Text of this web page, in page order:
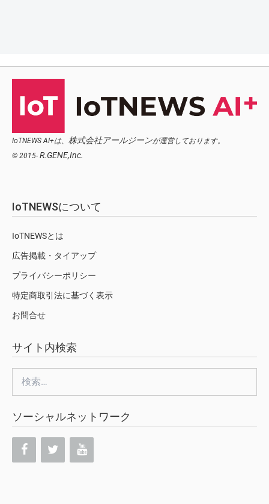
IoTNEWS AI+は、 株式会社アールジーンが運営しております。
© 2015- R.GENE,Inc.
IoTNEWSについて
IoTNEWSとは
広告掲載・タイアップ
プライバシーポリシー
特定商取引法に基づく表示
お問合せ
サイト内検索
索:
ソーシャルネットワーク